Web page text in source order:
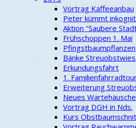
24-h-Mofarennen
Haus Ilster
Herbstausfahrt der
Piraten
Kontrollfahrt auf dem
Kartoffelweg
Oertze Piraten auf der
Titelseite der
Oertze Piraten
den Kartoffelweg
Oertze Piraten zu
Faßberg
Vortrag Kaffeeanbau
Peter kümmt
Aktion "Saubere
Frühschoppen 1. Mai
Pfingstbaumpflanzen
Bänke
Erkundungsfahrt
1.
Erweiterung
Neues
Vortrag DGH in Nds.
Kurs